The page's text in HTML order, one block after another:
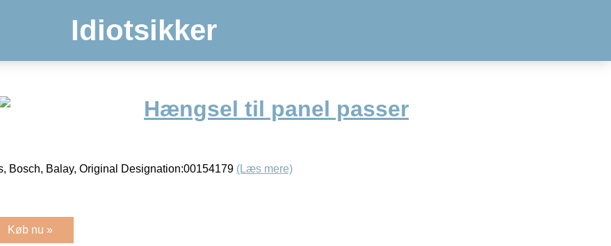
Idiotsikker
Hængsel til panel passer
Bosch, Balay, Original Designation:00154179 (Læs mere)
Køb nu »